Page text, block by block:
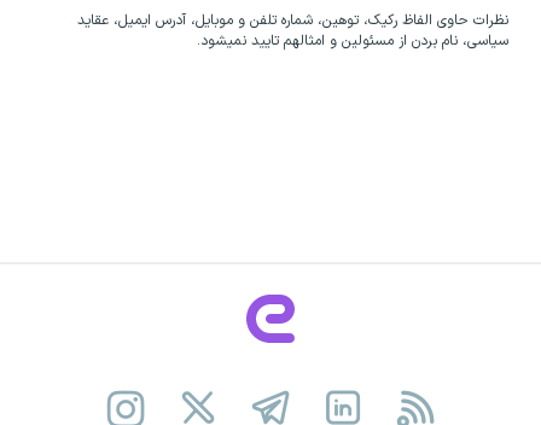
نظرات حاوی الفاظ رکیک، توهین، شماره تلفن و موبایل، آدرس ایمیل، عقاید
سیاسی، نام بردن از مسئولین و امثالهم تایید نمیشود.